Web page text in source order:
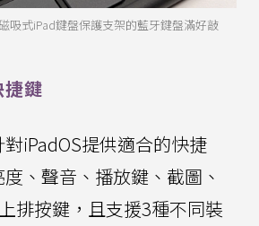
吸式iPad鍵盤保護支架的藍牙鍵盤滿好敲
鍵
iPadOS提供適合的快捷
、聲音、播放鍵、截圖、
排按鍵，且支援3種不同裝